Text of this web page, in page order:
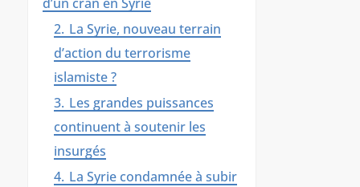
d’un cran en Syrie
2. La Syrie, nouveau terrain
d’action du terrorisme
islamiste ?
3. Les grandes puissances
continuent à soutenir les
insurgés
4. La Syrie condamnée à subir